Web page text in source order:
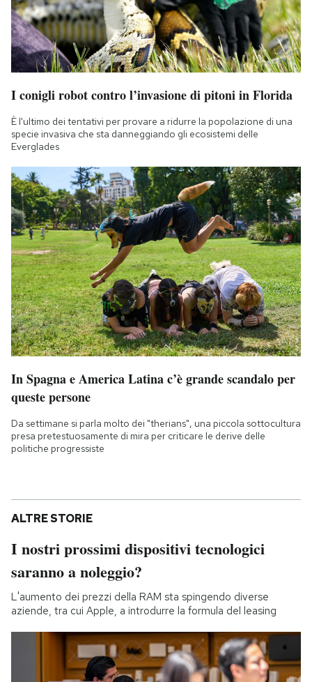
I conigli robot contro l’invasione di pitoni in Florida
È l'ultimo dei tentativi per provare a ridurre la popolazione di una
specie invasiva che sta danneggiando gli ecosistemi delle
Everglades
In Spagna e America Latina c’è grande scandalo per
queste persone
Da settimane si parla molto dei "therians", una piccola sottocultura
presa pretestuosamente di mira per criticare le derive delle
politiche progressiste
ALTRE STORIE
I nostri prossimi dispositivi tecnologici
saranno a noleggio?
L'aumento dei prezzi della RAM sta spingendo diverse
aziende, tra cui Apple, a introdurre la formula del leasing